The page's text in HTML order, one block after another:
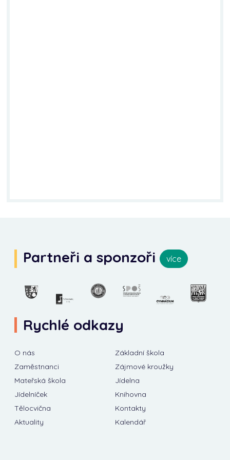
Partneři a sponzoři více
Rychlé odkazy
O nás
Základní škola
Zaměstnanci
Zájmové kroužky
Mateřská škola
Jídelna
Jídelníček
Knihovna
Tělocvična
Kontakty
Aktuality
Kalendář